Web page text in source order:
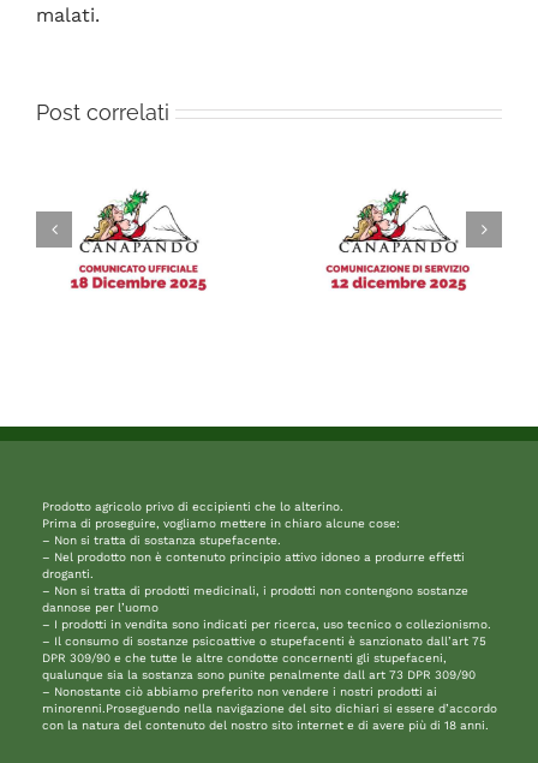
malati.
Post correlati
Prodotto agricolo privo di eccipienti che lo alterino.
Prima di proseguire, vogliamo mettere in chiaro alcune cose:
– Non si tratta di sostanza stupefacente.
– Nel prodotto non è contenuto principio attivo idoneo a produrre effetti
droganti.
– Non si tratta di prodotti medicinali, i prodotti non contengono sostanze
dannose per l’uomo
– I prodotti in vendita sono indicati per ricerca, uso tecnico o collezionismo.
– Il consumo di sostanze psicoattive o stupefacenti è sanzionato dall’art 75
DPR 309/90 e che tutte le altre condotte concernenti gli stupefaceni,
qualunque sia la sostanza sono punite penalmente dall art 73 DPR 309/90
– Nonostante ciò abbiamo preferito non vendere i nostri prodotti ai
minorenni.Proseguendo nella navigazione del sito dichiari si essere d’accordo
con la natura del contenuto del nostro sito internet e di avere più di 18 anni.